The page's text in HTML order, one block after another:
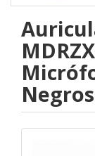
Negros